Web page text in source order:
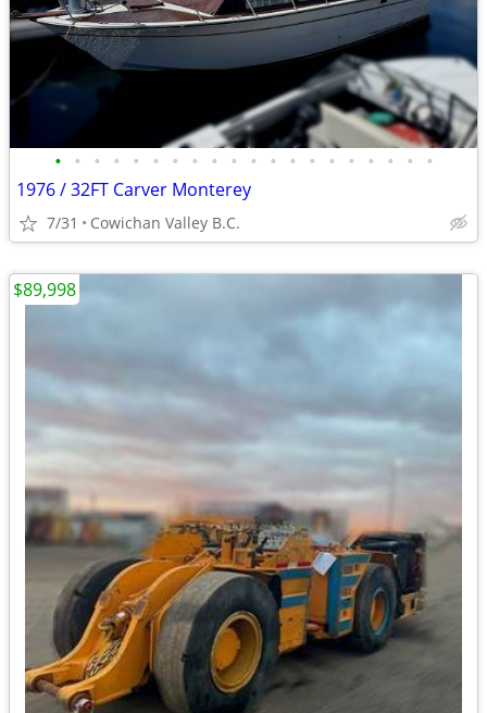
• • • • • • • • • • • • • • • • • • • •
1976 / 32FT Carver Monterey
7/31 Cowichan Valley B.C.
$89,998